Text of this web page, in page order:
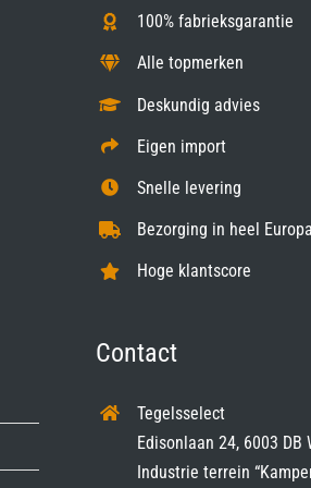
100% fabrieksgarantie
Alle topmerken
Deskundig advies
Eigen import
Snelle levering
Bezorging in heel
Hoge klantscore
Contact
Tegelsselect
Edisonlaan 24, 6003 DB
Industrie terrein